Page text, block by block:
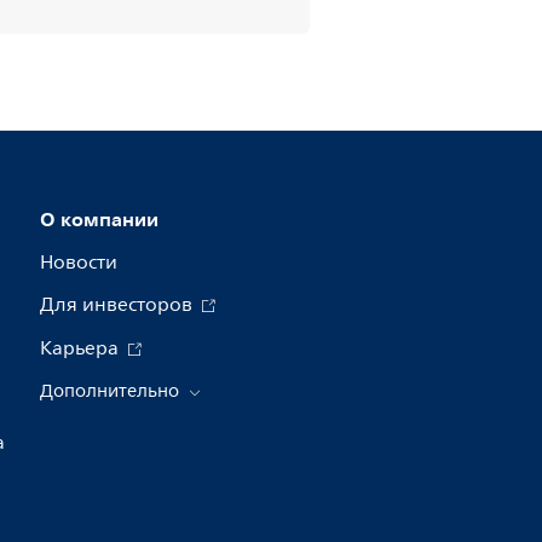
О компании
Новости
Для инвесторов
Карьера
Дополнительно